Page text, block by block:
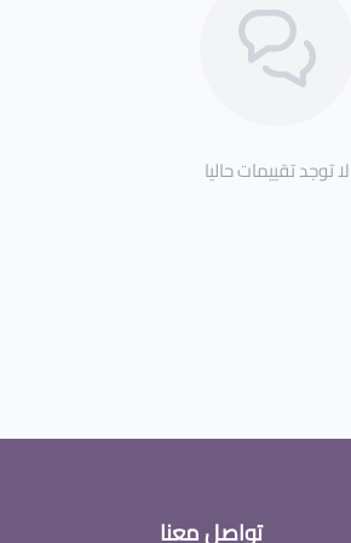
لا توجد تقييمات حاليا
تواصل معنا